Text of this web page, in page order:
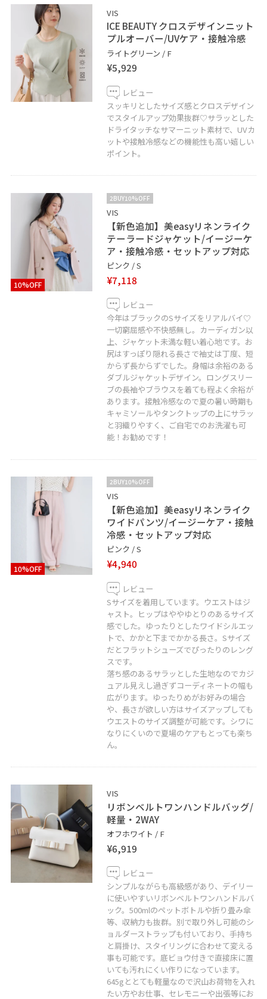
●WEAR→namie5865
●記載のないものにつきましては私物となります。
●JUNのアプリではお気に入りのスタッフ、ショップを
《フォロー》して頂くことが出来ます。
お好きなスタイリングは、ハートをタップで《お気に入
り》からすぐにご覧いただけますのでとても便利です♡
●LINEで在庫のお問い合わせや商品、コーディネートの
ご相談など是非お気軽にお問い合わせくださいませ。
をタップ！
VIS
ICE BEAUTY クロスデザインニット
プルオーバー/UVケア・接触冷感
ライトグリーン / F
¥5,929
レビュー
スッキリとしたサイズ感とクロスデザイン
でスタイルアップ効果抜群♡サラッとした
ドライタッチなサマーニット素材で、UVカ
ットや接触冷感などの機能性も高い嬉しい
ポイント。
10%OFF
2BUY10%OFF
VIS
【新色追加】美easyリネンライク
テーラードジャケット/イージーケ
ア・接触冷感・セットアップ対応
ピンク / S
¥7,118
レビュー
今年はブラックのSサイズをリアルバイ♡
一切窮屈感や不快感無し。カーディガン以
上、ジャケット未満な軽い着心地です。お
尻はすっぽり隠れる長さで袖丈は丁度、短
からず長からずでした。身幅は余裕のある
ダブルジャケットデザイン。ロングスリー
ブの長袖やブラウスを着ても程よく余裕が
あります。接触冷感なので夏の暑い時期も
キャミソールやタンクトップの上にサラッ
と羽織りやすく、ご自宅でのお洗濯も可
能！お勧めです！
10%OFF
2BUY10%OFF
VIS
【新色追加】美easyリネンライク
ワイドパンツ/イージーケア・接触
冷感・セットアップ対応
ピンク / S
¥4,940
レビュー
Sサイズを着用しています。ウエストはジ
ャスト。ヒップはややゆとりのあるサイズ
感でした。ゆったりとしたワイドシルエッ
トで、かかと下までかかる長さ。Sサイズ
だとフラットシューズでぴったりのレング
スです。
落ち感のあるサラッとした生地なのでカジ
ュアル見えし過ぎずコーディネートの幅も
広がります。ゆったりめがお好みの場合
や、長さが欲しい方はサイズアップしても
ウエストのサイズ調整が可能です。シワに
なりにくいので夏場のケアもとっても楽ち
ん。
VIS
リボンベルトワンハンドルバッグ/
軽量・2WAY
オフホワイト / F
¥6,919
レビュー
シンプルながらも高級感があり、デイリー
に使いやすいリボンベルトワンハンドルバ
ック。500mlのペットボトルや折り畳み傘
等、収納力も抜群。別で取り外し可能のシ
ョルダーストラップも付いており、手持ち
と肩掛け、スタイリングに合わせて変える
事も可能です。底ビョウ付きで直接床に置
いても汚れにくい作りになっています。
645gととても軽量なので沢山お荷物を入れ
たい方やお仕事、セレモニーや出張等にお